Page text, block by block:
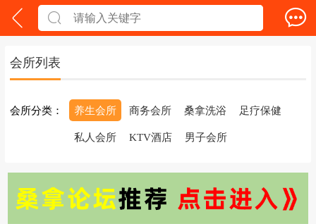
会所列表
会所分类： 养生会所 商务会所 桑拿洗浴 足疗保健
私人会所 KTV酒店 男子会所